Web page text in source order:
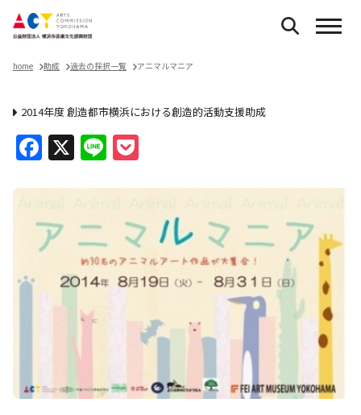
home 助成 過去の採択一覧 アニマルマニア
2014年度 創造都市横浜における創造的活動支援助成
Facebook
X Line